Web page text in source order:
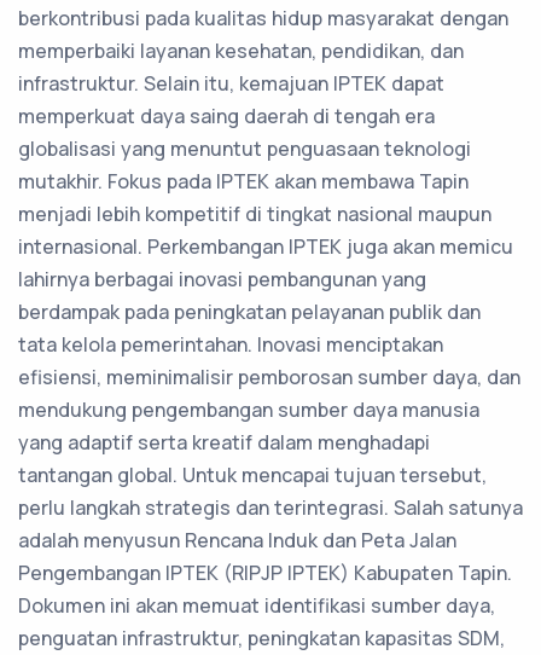
berkontribusi pada kualitas hidup masyarakat dengan
memperbaiki layanan kesehatan, pendidikan, dan
infrastruktur. Selain itu, kemajuan IPTEK dapat
memperkuat daya saing daerah di tengah era
globalisasi yang menuntut penguasaan teknologi
mutakhir. Fokus pada IPTEK akan membawa Tapin
menjadi lebih kompetitif di tingkat nasional maupun
internasional. Perkembangan IPTEK juga akan memicu
lahirnya berbagai inovasi pembangunan yang
berdampak pada peningkatan pelayanan publik dan
tata kelola pemerintahan. Inovasi menciptakan
efisiensi, meminimalisir pemborosan sumber daya, dan
mendukung pengembangan sumber daya manusia
yang adaptif serta kreatif dalam menghadapi
tantangan global. Untuk mencapai tujuan tersebut,
perlu langkah strategis dan terintegrasi. Salah satunya
adalah menyusun Rencana Induk dan Peta Jalan
Pengembangan IPTEK (RIPJP IPTEK) Kabupaten Tapin.
Dokumen ini akan memuat identifikasi sumber daya,
penguatan infrastruktur, peningkatan kapasitas SDM,